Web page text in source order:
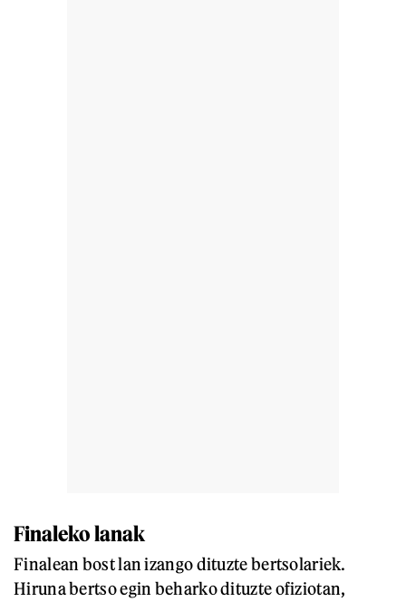
Finaleko lanak
Finalean bost lan izango dituzte bertsolariek.
Hiruna bertso egin beharko dituzte ofiziotan,